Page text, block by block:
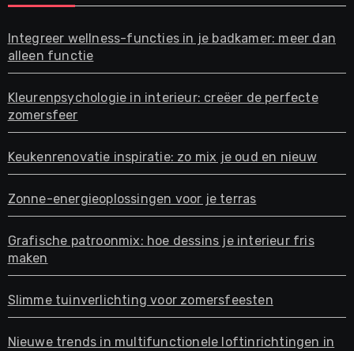
Integreer wellness-functies in je badkamer: meer dan
alleen functie
Kleurenpsychologie in interieur: creëer de perfecte
zomersfeer
Keukenrenovatie inspiratie: zo mix je oud en nieuw
Zonne-energieoplossingen voor je terras
Grafische patroonmix: hoe dessins je interieur fris
maken
Slimme tuinverlichting voor zomersfeesten
Nieuwe trends in multifunctionele loftinrichtingen in